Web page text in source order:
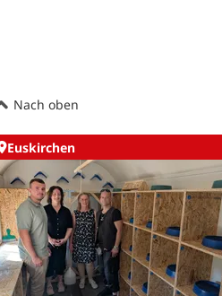
Nach oben
Euskirchen